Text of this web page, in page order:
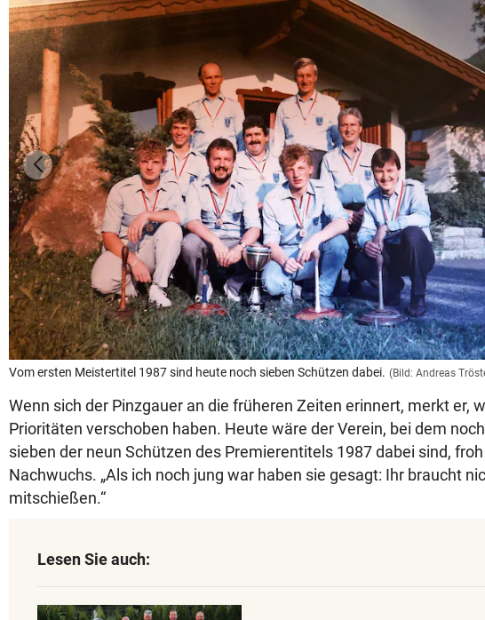
Vom ersten Meistertitel 1987 sind heute noch sieben Schützen dabei. (Bild: Andreas
Wenn sich der Pinzgauer an die früheren Zeiten erinnert, merkt er,
Prioritäten verschoben haben. Heute wäre der Verein, bei dem
sieben der neun Schützen des Premierentitels 1987 dabei sind,
Nachwuchs. „Als ich noch jung war haben sie gesagt: Ihr braucht
mitschießen.“
Lesen Sie auch: